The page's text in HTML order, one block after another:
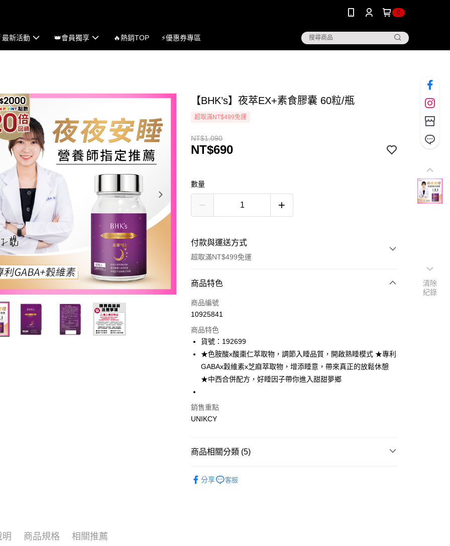
0
新活動 👑會員獨享 🔥熱銷TOP ⚡優惠券專區
【BHK’s】夜萃EX+素食膠囊 60粒/瓶
超取滿NT$499免運
NT$1,090
NT$690
數量
付款與運送方式
超取滿NT$499免運
付款方式
icash Pay
超商取貨付款
LINE Pay
Apple Pay
街口支付
悠遊付
7-11取貨付款［需3-5個工作天不含預購商品］
商品特色
商品編號
10925841
商品特色
貨號：192699
★色胺酸x酸棗仁萃取物，調節入睡品質，開啟熟睡模式 ★專利
GABAx穀維素x芝麻萃取物，增添睡意，帶來真正的放鬆休憩
★中西合併配方，好睡因子帶你進入甜甜夢鄉
銷售重點
UNIKCY
商品相關分類 (5)
分享 客服
明 商品規格 相關推薦
清除
紀錄